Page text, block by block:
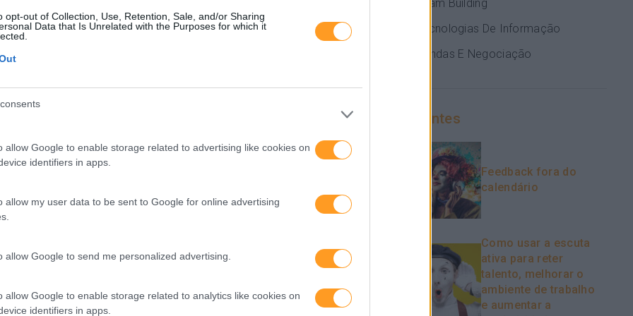
opt-out of Collection, Use, Retention, Sale, and/or Sharing
Data that Is Unrelated with the Purposes for which it
allow Google to enable storage related to advertising like cookies on
identifiers in apps.
allow my user data to be sent to Google for online advertising
allow Google to send me personalized advertising.
allow Google to enable storage related to analytics like cookies on
identifiers in apps.
formação a cargo da empresa, possibilidade de progressão
fomenta valores como a equidade, igualdade, entre outros. Devido a
repleta de talento e com a capacidade de melhorar constantemente.
humanos?
essa mesma evolução. A Mercadona aposta, de forma
na qualidade laboral, sendo conscientes do esforço de melhoria
em que a Mercadona se encontra imersa não seriam possíveis
que fazem parte da empresa.
Rh Meeting 2019
O LÍDER ‘SUSTENTÁVEL’: PORQUE TEMOS
Team Building
Tecnologias De Informação
Vendas E Negociação
Recentes
Feedback fora do
calendário
Como usar a escuta
ativa para reter
talento, melhorar o
ambiente de trabalho
e aumentar a